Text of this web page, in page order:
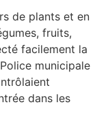
de plants et en
fruits,
facilement la
municipale
dans les